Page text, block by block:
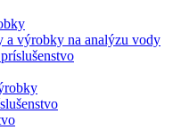
a výrobky na analýzu vody